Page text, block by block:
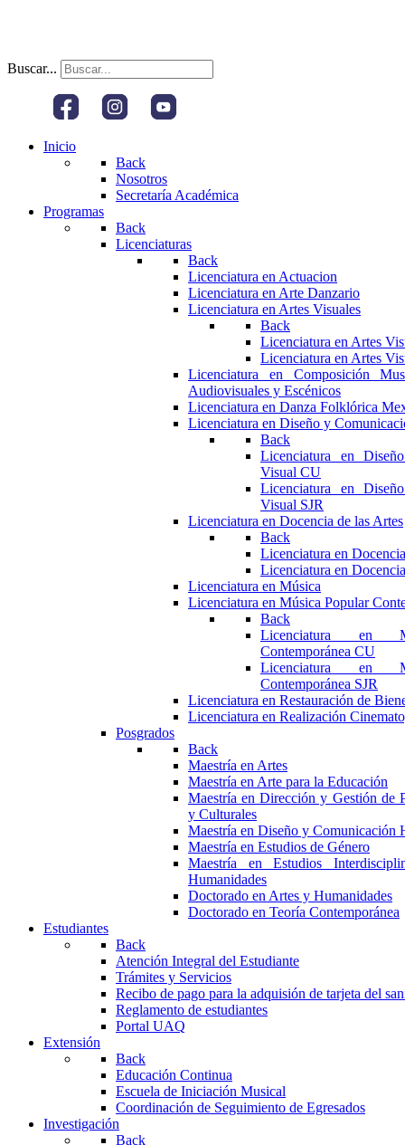
Buscar...
Inicio
Back
Nosotros
Secretaría Académica
Programas
Back
Licenciaturas
Back
Licenciatura en Actuacion
Licenciatura en Arte Danzario
Licenciatura en Artes Visuales
Back
Licenciatura en Artes
Licenciatura en Artes
Licenciatura en Composición
Audiovisuales y Escénicos
Licenciatura en Danza Folklórica
Licenciatura en Diseño y
Back
Licenciatura en
Visual CU
Licenciatura en
Visual SJR
Licenciatura en Docencia de las Artes
Back
Licenciatura en
Licenciatura en
Licenciatura en Música
Licenciatura en Música Popular
Back
Licenciatura en
Contemporánea CU
Licenciatura en
Contemporánea SJR
Licenciatura en Restauración de
Licenciatura en Realización
Posgrados
Back
Maestría en Artes
Maestría en Arte para la Educación
Maestría en Dirección y Gestión de
y Culturales
Maestría en Diseño y Comunicación
Maestría en Estudios de Género
Maestría en Estudios
Humanidades
Doctorado en Artes y Humanidades
Doctorado en Teoría Contemporánea
Estudiantes
Back
Atención Integral del Estudiante
Trámites y Servicios
Recibo de pago para la adquisión de tarjeta del
Reglamento de estudiantes
Portal UAQ
Extensión
Back
Educación Continua
Escuela de Iniciación Musical
Coordinación de Seguimiento de Egresados
Investigación
Back